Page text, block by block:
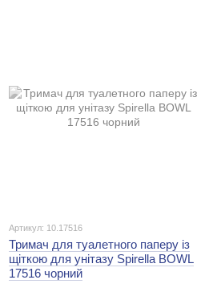
Артикул: 10.17516
Тримач для туалетного паперу із
щіткою для унітазу Spirella BOWL
17516 чорний